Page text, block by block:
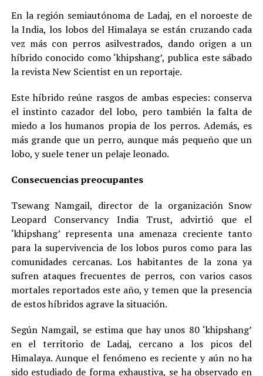
En la región semiautónoma de Ladaj, en el noroeste de
la India, los lobos del Himalaya se están cruzando cada
vez más con perros asilvestrados, dando origen a un
híbrido conocido como ‘khipshang’, publica este sábado
la revista New Scientist en un reportaje.
Este híbrido reúne rasgos de ambas especies: conserva
el instinto cazador del lobo, pero también la falta de
miedo a los humanos propia de los perros. Además, es
más grande que un perro, aunque más pequeño que un
lobo, y suele tener un pelaje leonado.
Consecuencias preocupantes
Tsewang Namgail, director de la organización Snow
Leopard Conservancy India Trust, advirtió que el
‘khipshang’ representa una amenaza creciente tanto
para la supervivencia de los lobos puros como para las
comunidades cercanas. Los habitantes de la zona ya
sufren ataques frecuentes de perros, con varios casos
mortales reportados este año, y temen que la presencia
de estos híbridos agrave la situación.
Según Namgail, se estima que hay unos 80 ‘khipshang’
en el territorio de Ladaj, cercano a los picos del
Himalaya. Aunque el fenómeno es reciente y aún no ha
sido estudiado de forma exhaustiva, se ha observado en